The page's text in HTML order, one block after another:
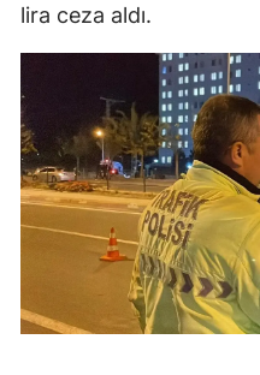
lira ceza aldı.